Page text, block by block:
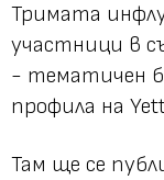
Тримата
участници в
- тематичен
профила на
Там ще се